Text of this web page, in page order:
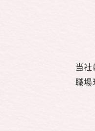
当
職場